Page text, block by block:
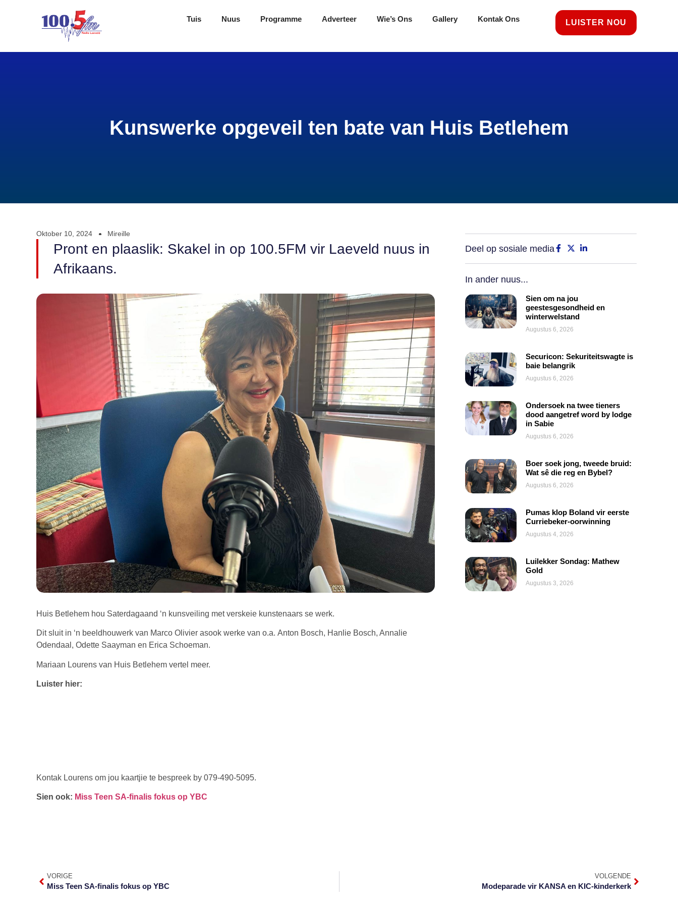
Tuis Nuus Programme Adverteer Wie’s Ons Gallery Kontak Ons LUISTER NOU
Kunswerke opgeveil ten bate van Huis Betlehem
Oktober 10, 2024 Mireille
Pront en plaaslik: Skakel in op 100.5FM vir Laeveld nuus in
Afrikaans.
Huis Betlehem hou Saterdagaand ‘n kunsveiling met verskeie kunstenaars se werk.
Dit sluit in ‘n beeldhouwerk van Marco Olivier asook werke van o.a. Anton Bosch, Hanlie Bosch, Annalie
Odendaal, Odette Saayman en Erica Schoeman.
Mariaan Lourens van Huis Betlehem vertel meer.
Luister hier:
Kontak Lourens om jou kaartjie te bespreek by 079-490-5095.
Sien ook: Miss Teen SA-finalis fokus op YBC
Deel op sosiale media
In ander nuus...
Sien om na jou
geestesgesondheid en
winterwelstand
Augustus 6, 2026
Securicon: Sekuriteitswagte is
baie belangrik
Augustus 6, 2026
Ondersoek na twee tieners
dood aangetref word by lodge
in Sabie
Augustus 6, 2026
Boer soek jong, tweede bruid:
Wat sê die reg en Bybel?
Augustus 6, 2026
Pumas klop Boland vir eerste
Curriebeker-oorwinning
Augustus 4, 2026
Luilekker Sondag: Mathew
Gold
Augustus 3, 2026
VORIGE
Miss Teen SA-finalis fokus op YBC
VOLGENDE
Modeparade vir KANSA en KIC-kinderkerk